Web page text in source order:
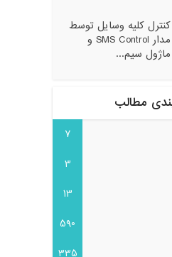
کنترل کلیه وسایل توسط
مدار SMS Control و
ماژول سیم...
مطالب
7
3
13
590
335